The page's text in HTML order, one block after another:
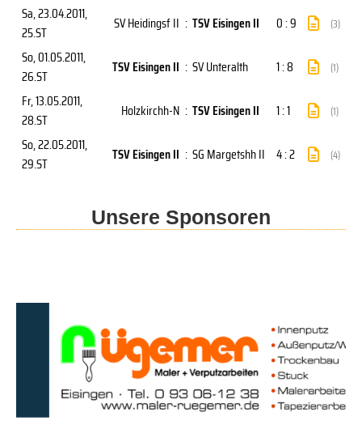
Sa, 23.04.2011,
25.ST
SV Heidingsf II : TSV Eisingen II 0 : 9 (3)
So, 01.05.2011,
26.ST
TSV Eisingen II : SV Unteralth 1 : 8 (1)
Fr, 13.05.2011,
28.ST
Holzkirchh-N : TSV Eisingen II 1 : 1 (1)
So, 22.05.2011,
29.ST
TSV Eisingen II : SG Margetshh II 4 : 2 (4)
Unsere Sponsoren